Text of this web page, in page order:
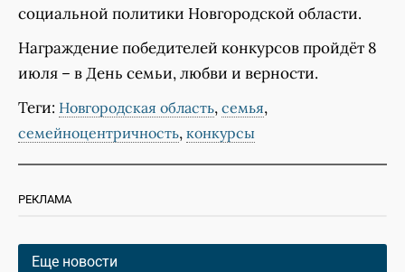
социальной политики Новгородской области.
Награждение победителей конкурсов пройдёт 8
июля – в День семьи, любви и верности.
Теги: Новгородская область, семья,
семейноцентричность, конкурсы
РЕКЛАМА
Еще новости